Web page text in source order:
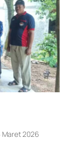
Maret 2026